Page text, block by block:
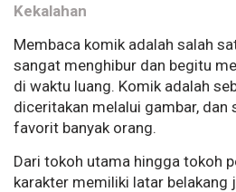
Kekalahan
Membaca komik adalah salah
sangat menghibur dan begitu
di waktu luang. Komik adalah
diceritakan melalui gambar, dan
favorit banyak orang.
Dari tokoh utama hingga tokoh
karakter memiliki latar belakang